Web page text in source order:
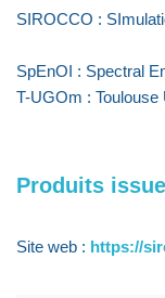
SIROCCO :
SpEnOI : Spectral
T-UGOm :
Produits
Site web : https://